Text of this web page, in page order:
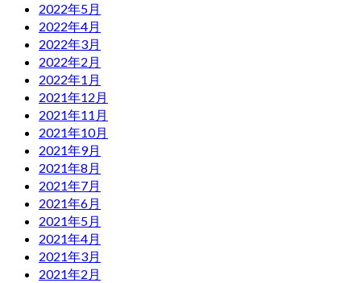
2022年5月
2022年4月
2022年3月
2022年2月
2022年1月
2021年12月
2021年11月
2021年10月
2021年9月
2021年8月
2021年7月
2021年6月
2021年5月
2021年4月
2021年3月
2021年2月